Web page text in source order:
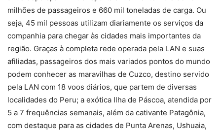
milhões de passageiros e 660 mil toneladas de carga. Ou
seja, 45 mil pessoas utilizam diariamente os serviços da
companhia para chegar às cidades mais importantes da
região. Graças à completa rede operada pela LAN e suas
afiliadas, passageiros dos mais variados pontos do mundo
podem conhecer as maravilhas de Cuzco, destino servido
pela LAN com 18 voos diários, que partem de diversas
localidades do Peru; a exótica Ilha de Páscoa, atendida por
5 a 7 frequências semanais, além da cativante Patagônia,
com destaque para as cidades de Punta Arenas, Ushuaia,